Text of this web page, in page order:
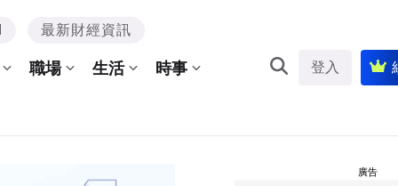
最新財經資訊
職場 生活 時事 登入
廣告